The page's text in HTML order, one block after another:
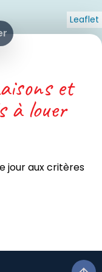
Leaflet
et
à louer
jour aux critères